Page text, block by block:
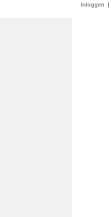
Inloggen |